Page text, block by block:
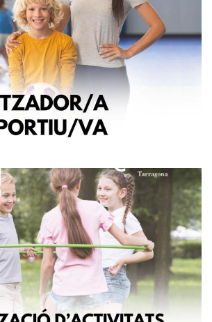
DE MONITOR/A
VA Per Joves
16 I 29 Anys Inscrits A
Garantia Juvenil
Joventut
DE MONITOR/A
VA Per Joves
16 I 29 Anys Inscrits A
Garantia Juvenil
Joventut